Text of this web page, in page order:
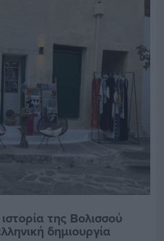
της Βολισσού
δημιουργία